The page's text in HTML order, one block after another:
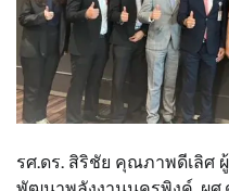
รศ.ดร. สิริชัย คุณภาพดีเลิศ